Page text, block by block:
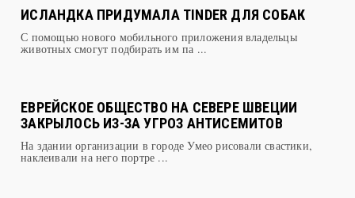
ИСЛАНДКА ПРИДУМАЛА TINDER ДЛЯ СОБАК
С помощью нового мобильного приложения владельцы
ЕВРЕЙСКОЕ ОБЩЕСТВО НА СЕВЕРЕ ШВЕЦИИ
ЗАКРЫЛОСЬ ИЗ-ЗА УГРОЗ АНТИСЕМИТОВ
На здании организации в городе Умео рисовали свастики,